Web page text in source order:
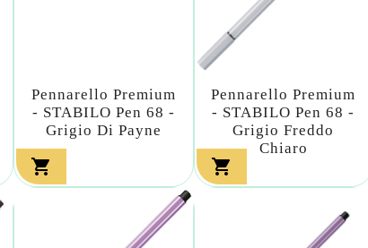
Pennarello Premium
- STABILO Pen 68 -
Grigio Di Payne

Pennarello Premium
- STABILO Pen 68 -
Grigio Freddo
Chiaro
